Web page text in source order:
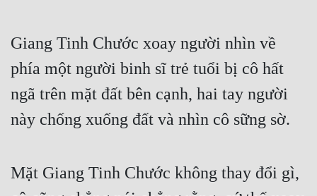
Giang Tinh Chước xoay người nhìn về
phía một người binh sĩ trẻ tuổi bị cô hất
ngã trên mặt đất bên cạnh, hai tay người
này chống xuống đất và nhìn cô sững sờ.
Mặt Giang Tinh Chước không thay đổi gì,